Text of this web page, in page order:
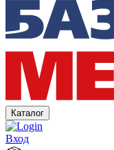
Каталог
Вход